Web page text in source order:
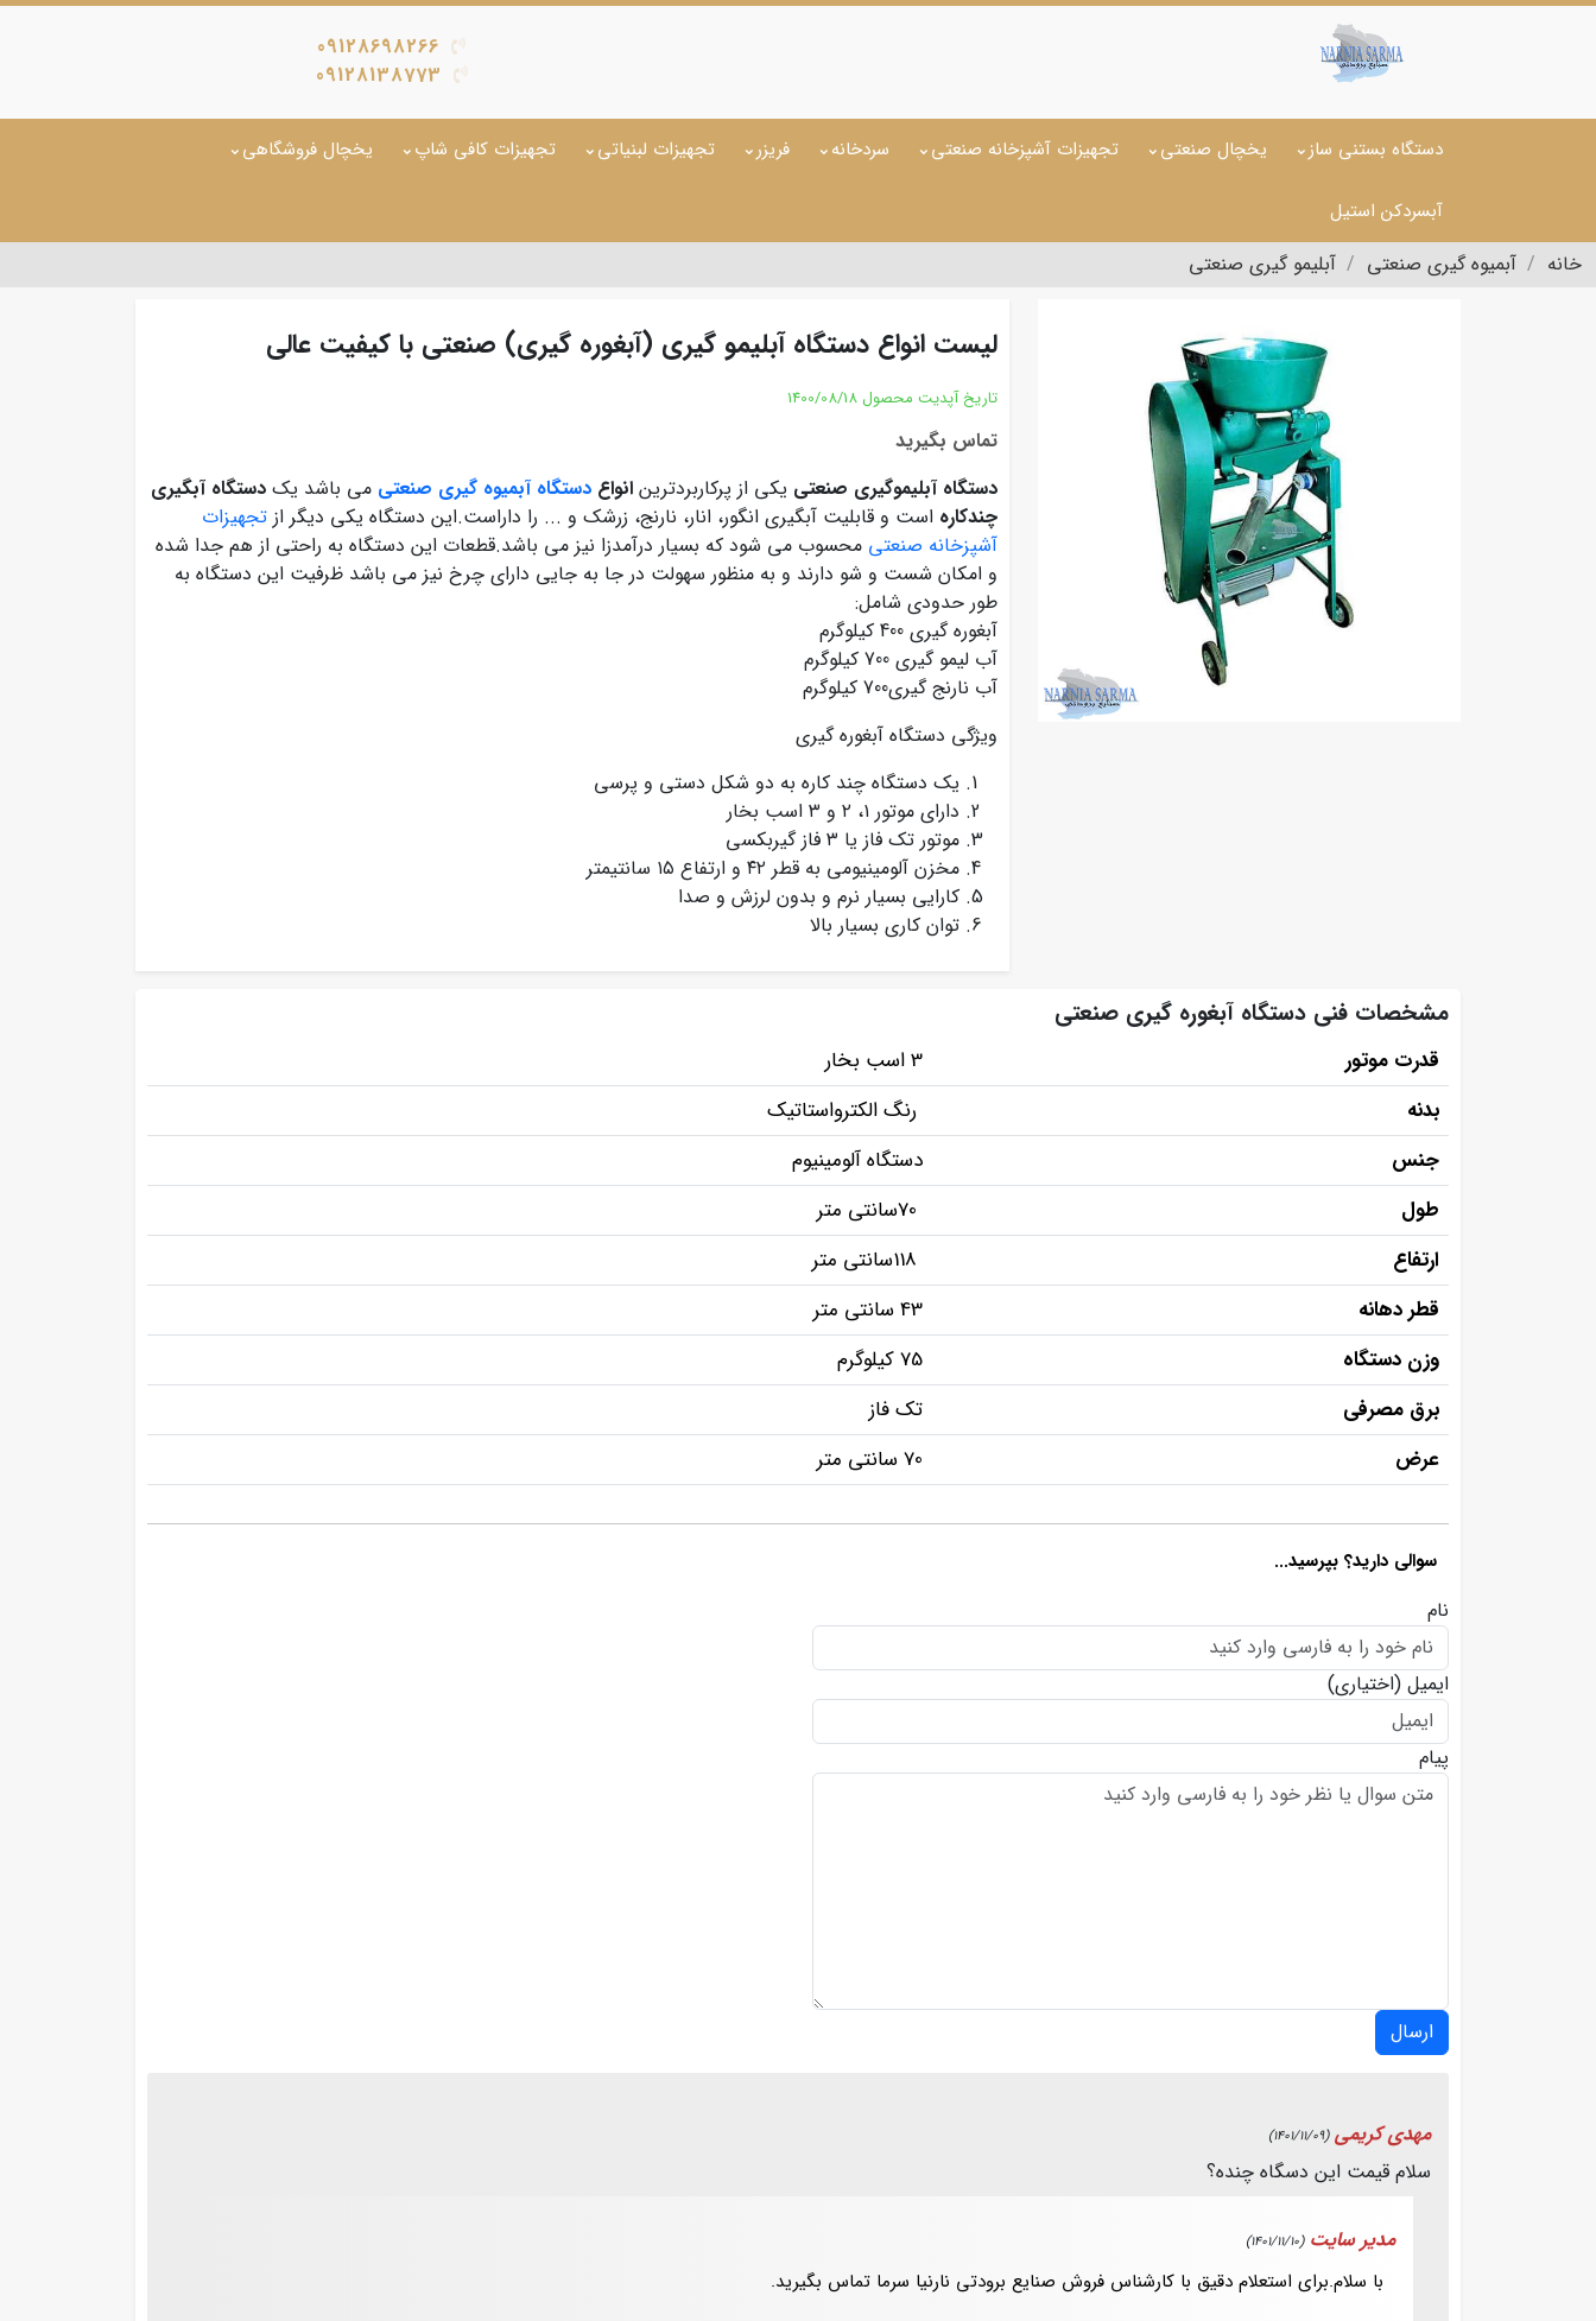
09128698266
09128138773
دستگاه بستنی ساز یخچال صنعتی تجهیزات آشپزخانه صنعتی سردخانه فریزر تجهیزات لبنیاتی تجهیزات کافی شاپ یخچال فروشگاهی
آبسردکن استیل
خانه آبمیوه گیری صنعتی آبلیمو گیری صنعتی
لیست انواع دستگاه آبلیمو گیری (آبغوره گیری) صنعتی با کیفیت عالی
تاریخ آپدیت محصول 1400/08/18
تماس بگیرید
دستگاه آبلیموگیری صنعتی یکی از پرکاربردترین انواع دستگاه آبمیوه گیری صنعتی می باشد یک دستگاه آبگیری
چندکاره است و قابلیت آبگیری انگور، انار، نارنج، زرشک و ... را داراست.این دستگاه یکی دیگر از تجهیزات
آشپزخانه صنعتی محسوب می شود که بسیار درآمدزا نیز می باشد.قطعات این دستگاه به راحتی از هم جدا شده
و امکان شست و شو دارند و به منظور سهولت در جا به جایی دارای چرخ نیز می باشد ظرفیت این دستگاه به
طور حدودی شامل:
آبغوره گیری 400 کیلوگرم
آب لیمو گیری 700 کیلوگرم
آب نارنج گیری700 کیلوگرم
ویژگی دستگاه آبغوره گیری
یک دستگاه چند کاره به دو شکل دستی و پرسی
دارای موتور ۱، ۲ و ۳ اسب بخار
موتور تک فاز یا ۳ فاز گیربکسی
مخزن آلومینیومی به قطر ۴۲ و ارتفاع ۱۵ سانتیمتر
کارایی بسیار نرم و بدون لرزش و صدا
توان کاری بسیار بالا
مشخصات فنی دستگاه آبغوره گیری صنعتی
قدرت موتور
3 اسب بخار
بدنه
رنگ الکترواستاتیک
جنس
دستگاه آلومینیوم
طول
ارتفاع
قطر دهانه
43 سانتی متر
وزن دستگاه
75 کیلوگرم
برق مصرفی
تک فاز
عرض
70 سانتی متر
سوالی دارید؟ بپرسید...
نام
ایمیل (اختیاری)
پیام
ارسال
مھدی کریمی (1401/11/09)
سلام قیمت این دسگاە چندە؟
مدیر سایت (1401/11/10)
با سلام.برای استعلام دقیق با کارشناس فروش صنایع برودتی نارنیا سرما تماس بگیرید.